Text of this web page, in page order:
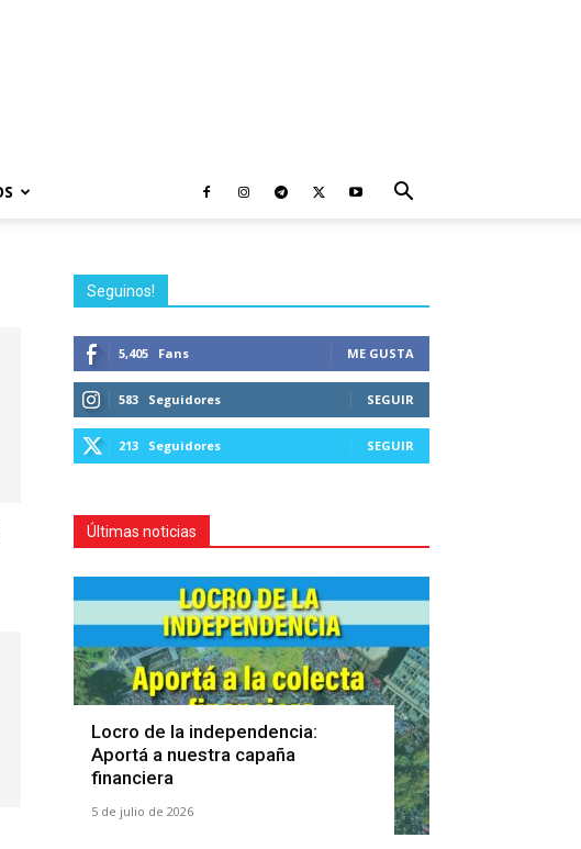
Seguinos!
5,405 Fans ME GUSTA
583 Seguidores SEGUIR
213 Seguidores SEGUIR
Últimas noticias
Locro de la independencia:
Aportá a nuestra capaña
financiera
5 de julio de 2026